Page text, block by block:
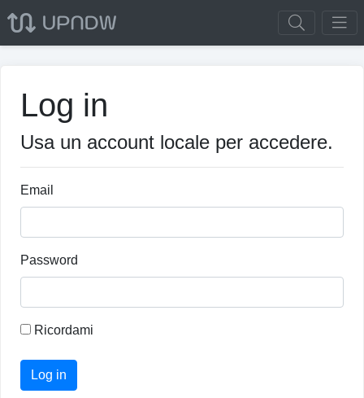
Log in
Usa un account locale per accedere.
Email
Password
Ricordami
Log in